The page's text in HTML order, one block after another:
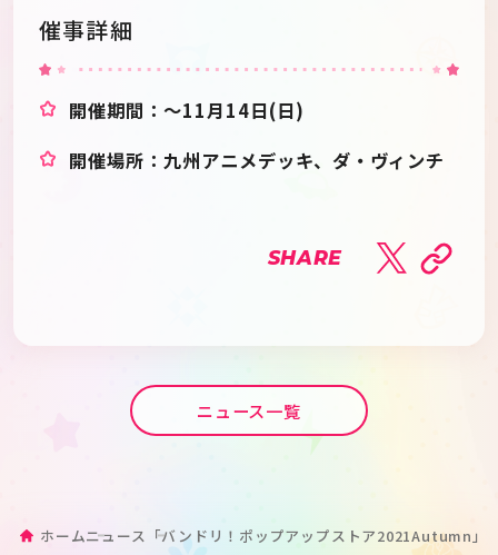
催事詳細
開催期間：～11月14日(日)
開催場所：九州アニメデッキ、ダ・ヴィンチ
SHARE
ニュース一覧
ホームニュース 「バンドリ！ポップアップストア2021Autumn」